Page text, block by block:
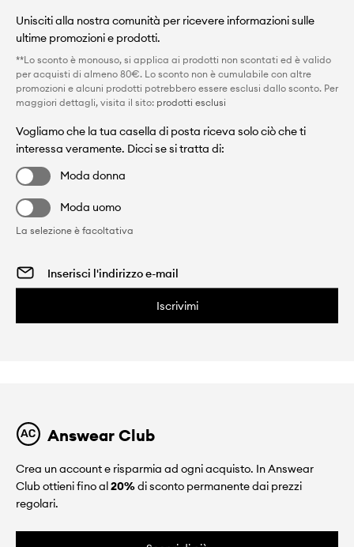
Unisciti alla nostra comunità per ricevere informazioni sulle
ultime promozioni e prodotti.
**Lo sconto è monouso, si applica ai prodotti non scontati ed è valido
per acquisti di almeno 80€. Lo sconto non è cumulabile con altre
promozioni e alcuni prodotti potrebbero essere esclusi dallo sconto. Per
maggiori dettagli, visita il sito: prodotti esclusi
Vogliamo che la tua casella di posta riceva solo ciò che ti
interessa veramente. Dicci se si tratta di:
Moda donna
Moda uomo
La selezione è facoltativa
Iscrivimi
Answear Club
Crea un account e risparmia ad ogni acquisto. In Answear
Club ottieni fino al 20%di sconto permanente dai prezzi
regolari.